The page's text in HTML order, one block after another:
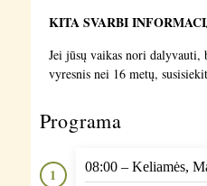
KITA SVARBI
Jei jūsų vaikas nori dalyvauti,
vyresnis nei 16 metų,
Programa
1 08:00 – Keliamės,